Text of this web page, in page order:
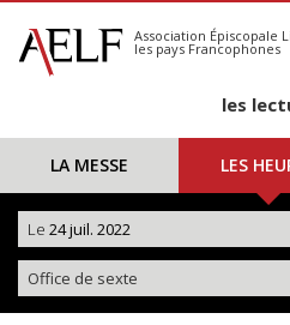
S'abonner
Calendrier
Association Épiscopale
les pays Francophones
les
LA MESSE LES
Le 24 juil. 2022
Office de sexte